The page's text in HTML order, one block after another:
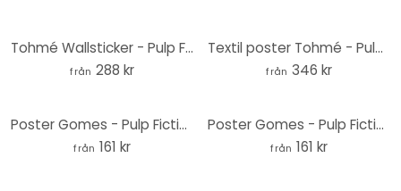
Tohmé Wallsticker - Pulp Fiction - Rund
från 288 kr
Textil poster Tohmé - Pulp Fiction
från 346 kr
Poster Gomes - Pulp Fiction leksak Vincent Vega
från 161 kr
Poster Gomes - Pulp Fiction leksak Jules Winnfield
från 161 kr